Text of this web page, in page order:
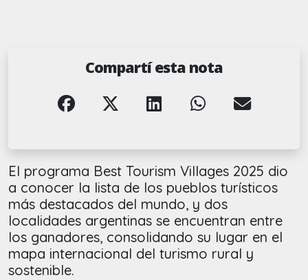
Compartí esta nota
El programa Best Tourism Villages 2025 dio
a conocer la lista de los pueblos turísticos
más destacados del mundo, y dos
localidades argentinas se encuentran entre
los ganadores, consolidando su lugar en el
mapa internacional del turismo rural y
sostenible.